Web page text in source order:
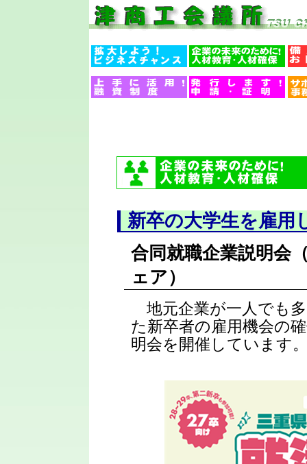
新卒の大学生を雇用
合同就職企業説明会
ェア）
地元企業が一人でも
た新卒者の雇用機会の
明会を開催しています